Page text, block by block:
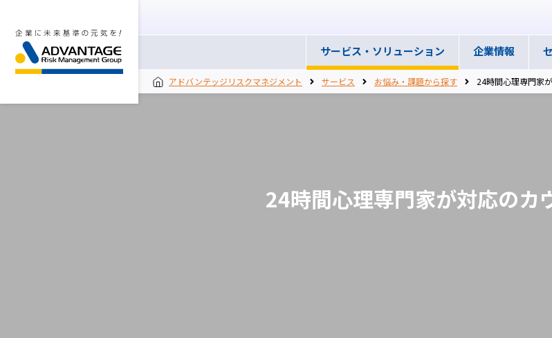
サービス・ ソリューション 企業情報
アドバンテッジリスクマネジメント サービス お悩み・課題から探す 24時間心理専門家
24時間心理専門家が対応のカ